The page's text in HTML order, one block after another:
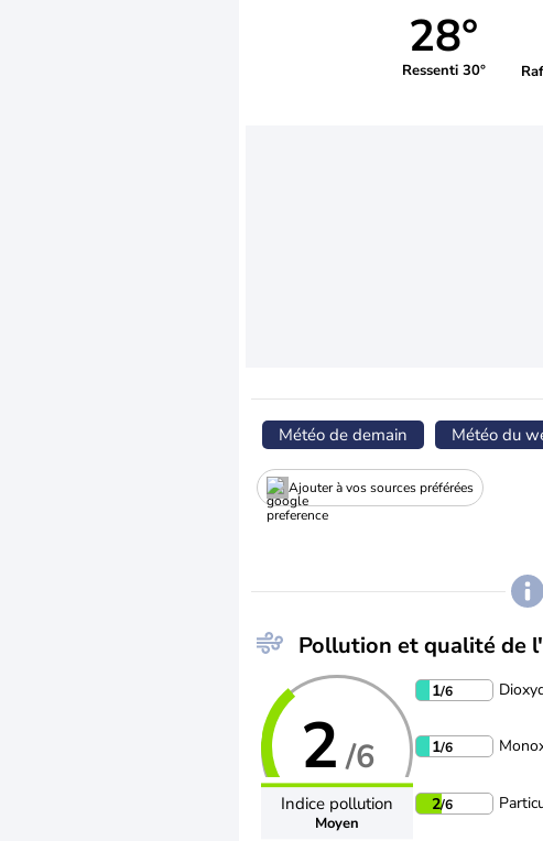
28°
Ressenti 30°
Météo de demain Météo du
Ajouter à vos sources préférées
Pollution et qualité de
2 /6
Indice pollution
Moyen
1/6
1/6
2/6